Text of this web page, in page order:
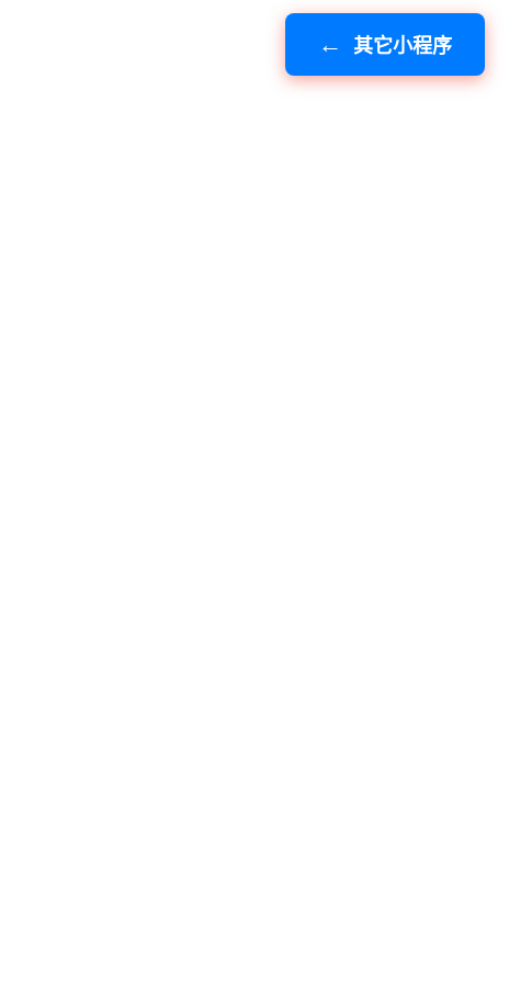
其它小程序